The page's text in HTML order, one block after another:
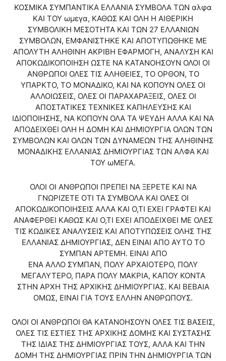
ΚΟΣΜΙΚΑ ΣΥΜΠΑΝΤΙΚΑ ΕΛΛΑΝΙΑ ΣΥΜΒΟΛΑ ΤΩΝ αλφα
ΚΑΙ ΤΟΥ ωμεγα, ΚΑΘΩΣ ΚΑΙ ΟΛΗ Η ΑΙΘΕΡΙΚΗ
ΣΥΜΒΟΛΙΚΗ ΜΕΣΟΤΗΤΑ ΚΑΙ ΤΩΝ 27 ΕΛΛΑΝΙΩΝ
ΣΥΜΒΟΛΩΝ, ΕΜΦΑΝΙΣΤΗΚΕ ΚΑΙ ΑΠΟΤΥΠΩΘΗΚΕ ΜΕ
ΑΠΟΛΥΤΗ ΑΛΗΘΙΝΗ ΑΚΡΙΒΗ ΕΦΑΡΜΟΓΗ, ΑΝΑΛΥΣΗ ΚΑΙ
ΑΠΟΚΩΔΙΚΟΠΟΙΗΣΗ ΩΣΤΕ ΝΑ ΚΑΤΑΝΟΗΣΟΥΝ ΟΛΟΙ ΟΙ
ΑΝΘΡΩΠΟΙ ΟΛΕΣ ΤΙΣ ΑΛΗΘΕΙΕΣ, ΤΟ ΟΡΘΟΝ, ΤΟ
ΥΠΑΡΚΤΟ, ΤΟ ΜΟΝΑΔΙΚΟ, ΚΑΙ ΝΑ ΚΟΠΟΥΝ ΟΛΕΣ ΟΙ
ΑΛΛΟΙΩΣΕΙΣ, ΟΛΕΣ ΟΙ ΠΑΡΑΧΑΡΑΞΕΙΣ, ΟΛΕΣ ΟΙ
ΑΠΟΣΤΑΤΙΚΕΣ ΤΕΧΝΙΚΕΣ ΚΑΠΗΛΕΥΣΗΣ ΚΑΙ
ΙΔΙΟΠΟΙΗΣΗΣ, ΝΑ ΚΟΠΟΥΝ ΟΛΑ ΤΑ ΨΕΥΔΗ ΑΛΛΑ ΚΑΙ ΝΑ
ΑΠΟΔΕΙΧΘΕΙ ΟΛΗ Η ΔΟΜΗ ΚΑΙ ΔΗΜΙΟΥΡΓΙΑ ΟΛΩΝ ΤΩΝ
ΣΥΜΒΟΛΩΝ ΚΑΙ ΟΛΩΝ ΤΩΝ ΔΥΝΑΜΕΩΝ ΤΗΣ ΑΛΗΘΙΝΗΣ
ΜΟΝΑΔΙΚΗΣ ΕΛΛΑΝΙΑΣ ΔΗΜΙΟΥΡΓΙΑΣ ΤΩΝ ΑΛΦΑ ΚΑΙ
ΤΟΥ ωΜΕΓΑ.
ΟΛΟΙ ΟΙ ΑΝΘΡΩΠΟΙ ΠΡΕΠΕΙ ΝΑ ΞΕΡΕΤΕ ΚΑΙ ΝΑ
ΓΝΩΡΙΖΕΤΕ ΟΤΙ ΤΑ ΣΥΜΒΟΛΑ ΚΑΙ ΟΛΕΣ ΟΙ
ΑΠΟΚΩΔΙΚΟΠΟΙΗΣΕΙΣ ΑΛΛΑ ΚΑΙ Ο,ΤΙ ΕΧΕΙ ΓΡΑΦΤΕΙ ΚΑΙ
ΑΝΑΦΕΡΘΕΙ ΚΑΘΩΣ ΚΑΙ Ο,ΤΙ ΕΧΕΙ ΑΠΟΔΕΙΧΘΕΙ ΜΕ ΟΛΕΣ
ΤΙΣ ΚΩΔΙΚΕΣ ΑΝΑΛΥΣΕΙΣ ΚΑΙ ΑΠΟΤΥΠΩΣΕΙΣ ΟΛΗΣ ΤΗΣ
ΕΛΛΑΝΙΑΣ ΔΗΜΙΟΥΡΓΙΑΣ, ΔΕΝ ΕΙΝΑΙ ΑΠΟ ΑΥΤΟ ΤΟ
ΣΥΜΠΑΝ ΑΡΤΕΜΗ. ΕΙΝΑΙ ΑΠΟ
ΕΝΑ ΑΛΛΟ ΣΥΜΠΑΝ, ΠΟΛΥ ΑΡΧΑΙΟΤΕΡΟ, ΠΟΛΥ
ΜΕΓΑΛΥΤΕΡΟ, ΠΑΡΑ ΠΟΛΥ ΜΑΚΡΙΑ, ΚΑΠΟΥ ΚΟΝΤΑ
ΣΤΗΝ ΑΡΧΗ ΤΗΣ ΑΡΧΙΚΗΣ ΔΗΜΙΟΥΡΓΙΑΣ. ΚΑΙ ΒΕΒΑΙΑ
ΟΜΩΣ, ΕΙΝΑΙ ΓΙΑ ΤΟΥΣ ΕΛΛΗΝ ΑΝΘΡΩΠΟΥΣ.
ΟΛΟΙ ΟΙ ΑΝΘΡΩΠΟΙ ΘΑ ΚΑΤΑΝΟΗΣΟΥΝ ΟΛΕΣ ΤΙΣ ΒΑΣΕΙΣ,
ΟΛΕΣ ΤΙΣ ΕΣΤΙΕΣ ΤΗΣ ΑΡΧΙΚΗΣ ΔΟΜΗΣ ΚΑΙ ΣΥΣΤΑΣΗΣ
ΤΗΣ ΙΔΙΑΣ ΤΗΣ ΔΗΜΙΟΥΡΓΙΑΣ ΤΟΥΣ, ΑΛΛΑ ΚΑΙ ΤΗΝ
ΔΟΜΗ ΤΗΣ ΔΗΜΙΟΥΡΓΙΑΣ ΠΡΙΝ ΤΗΝ ΔΗΜΙΟΥΡΓΙΑ ΤΩΝ